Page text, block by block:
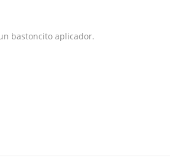
bastoncito aplicador.